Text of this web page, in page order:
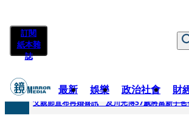
訂閱
紙本雜
誌
最新 娛樂 政治社會 財
快訊
父親節宣布再婚喜訊 及川光博57歲將當新手爸